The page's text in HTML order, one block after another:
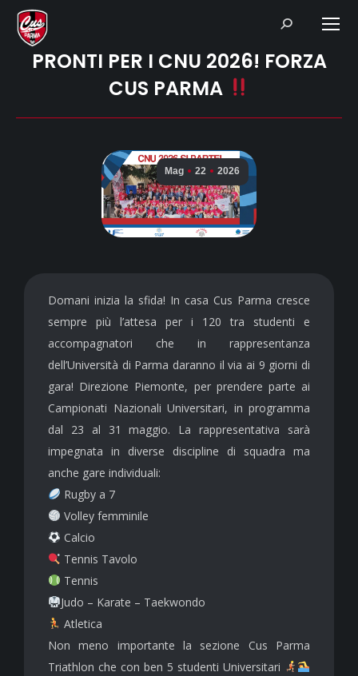
Search:
PRONTI PER I CNU 2026! FORZA
CUS PARMA
Mag 22 2026
Domani inizia la sfida! In casa Cus Parma cresce
sempre più l’attesa per i 120 tra studenti e
accompagnatori che in rappresentanza
dell’Università di Parma daranno il via ai 9 giorni di
gara! Direzione Piemonte, per prendere parte ai
Campionati Nazionali Universitari, in programma
dal 23 al 31 maggio. La rappresentativa sarà
impegnata in diverse discipline di squadra ma
anche gare individuali:
Rugby a 7
Volley femminile
Calcio
Tennis Tavolo
Tennis
Judo – Karate – Taekwondo
Atletica
Non meno importante la sezione Cus Parma
Triathlon che con ben 5 studenti Universitari